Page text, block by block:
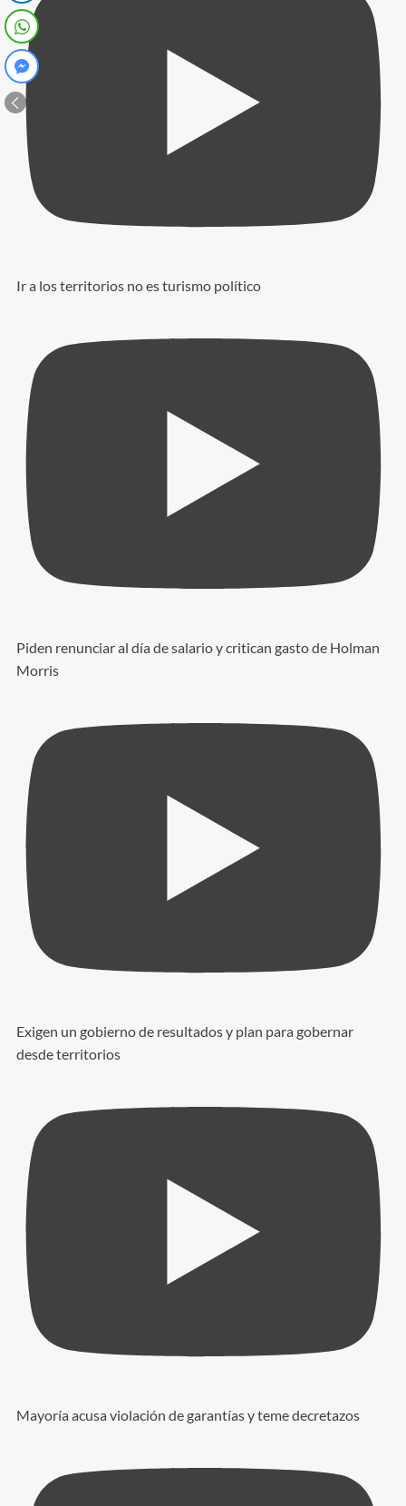
Ir a los territorios no es turismo político
Piden renunciar al día de salario y critican gasto de Holman
Morris
Exigen un gobierno de resultados y plan para gobernar
desde territorios
Mayoría acusa violación de garantías y teme decretazos